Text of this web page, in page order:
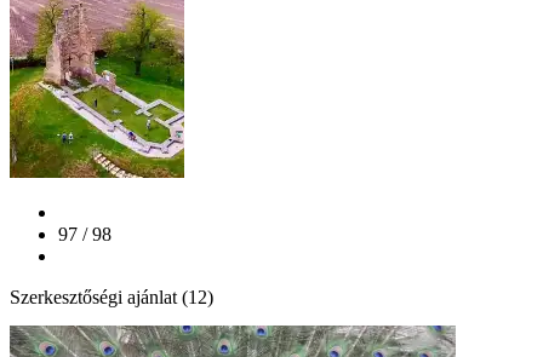
97 / 98
Szerkesztőségi ajánlat (12)